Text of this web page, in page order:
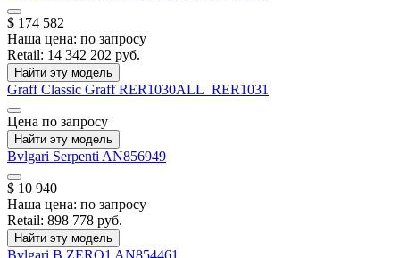
$ 174 582
Наша цена: по запросу
Retail: 14 342 202 руб.
Найти эту модель
GraffClassic GraffRER1030ALL_RER1031
Цена по запросу
Найти эту модель
Bvlgari Serpenti AN856949
$ 10 940
Наша цена: по запросу
Retail: 898 778 руб.
Найти эту модель
Bvlgari B.ZERO1 AN854461